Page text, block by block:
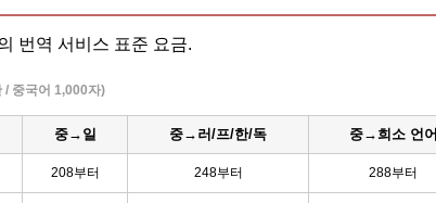
번역 서비스 표준 요금.
/ 중국어 1,000자)
중→일 중→러/프/한/독 중→희소 언어
208부터 248부터 288부터